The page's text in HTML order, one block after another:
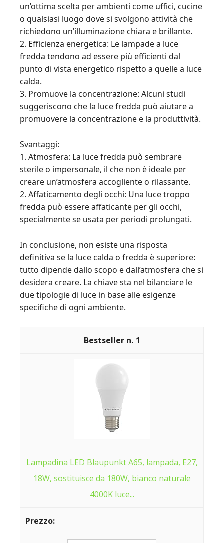
un’ottima scelta per ambienti come uffici, cucine
o qualsiasi luogo dove si svolgono attività che
richiedono un’illuminazione chiara e brillante.
2. Efficienza energetica: Le lampade a luce
fredda tendono ad essere più efficienti dal
punto di vista energetico rispetto a quelle a luce
calda.
3. Promuove la concentrazione: Alcuni studi
suggeriscono che la luce fredda può aiutare a
promuovere la concentrazione e la produttività.
Svantaggi:
1. Atmosfera: La luce fredda può sembrare
sterile o impersonale, il che non è ideale per
creare un’atmosfera accogliente o rilassante.
2. Affaticamento degli occhi: Una luce troppo
fredda può essere affaticante per gli occhi,
specialmente se usata per periodi prolungati.
In conclusione, non esiste una risposta
definitiva se la luce calda o fredda è superiore:
tutto dipende dallo scopo e dall’atmosfera che si
desidera creare. La chiave sta nel bilanciare le
due tipologie di luce in base alle esigenze
specifiche di ogni ambiente.
1
Lampadina LED Blaupunkt A65, lampada, E27,
18W, sostituisce da 180W, bianco naturale
4000K luce...